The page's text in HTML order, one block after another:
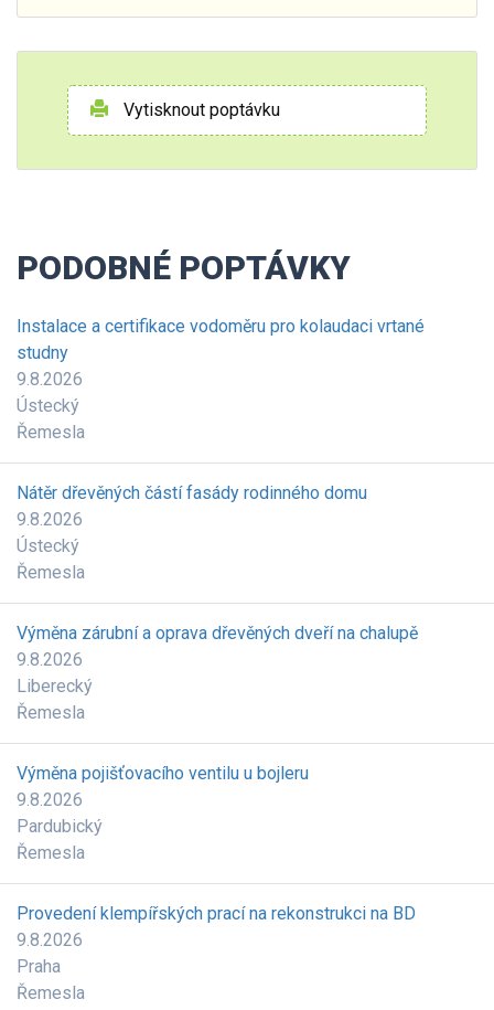
Vytisknout poptávku
PODOBNÉ POPTÁVKY
Instalace a certifikace vodoměru pro kolaudaci vrtané
studny
9.8.2026
Ústecký
Řemesla
Nátěr dřevěných částí fasády rodinného domu
9.8.2026
Ústecký
Řemesla
Výměna zárubní a oprava dřevěných dveří na chalupě
9.8.2026
Liberecký
Řemesla
Výměna pojišťovacího ventilu u bojleru
9.8.2026
Pardubický
Řemesla
Provedení klempířských prací na rekonstrukci na BD
9.8.2026
Praha
Řemesla